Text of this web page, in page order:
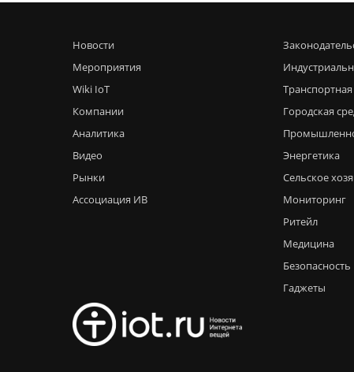
Новости
Мероприятия
Wiki IoT
Компании
Аналитика
Видео
Рынки
Ассоциация ИВ
Городская
Энергетика
Сельское
Мониторинг
Ритейл
Медицина
Безопасность
Гаджеты